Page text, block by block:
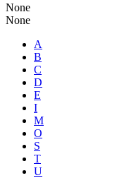
None
None
A
B
C
D
E
I
M
O
S
T
U